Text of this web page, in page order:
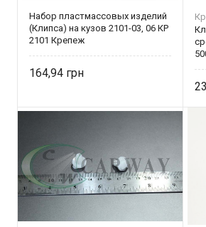
Набор пластмассовых изделий
(Клипса) на кузов 2101-03, 06 КР
2101 Крепеж
164,94